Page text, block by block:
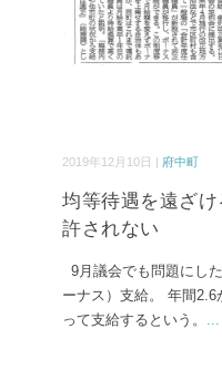
2019年12月10日 | 府中町
均等待遇を遠ざ
許されない
9月議会でも問題にし
ーナス）支給。 年間2.6
って支給するという。 ...